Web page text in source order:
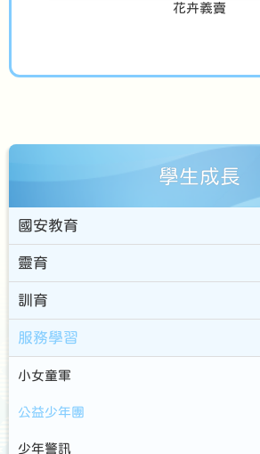
花卉義賣
學生成長
國安教育
靈育
訓育
服務學習
小女童軍
公益少年團
少年警訊